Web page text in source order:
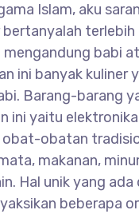
Islam, aku
terlebih
babi
ini banyak kuliner
Barang-barang
ini yaitu
obat-obatan
makanan,
Hal unik yang ada
beberapa